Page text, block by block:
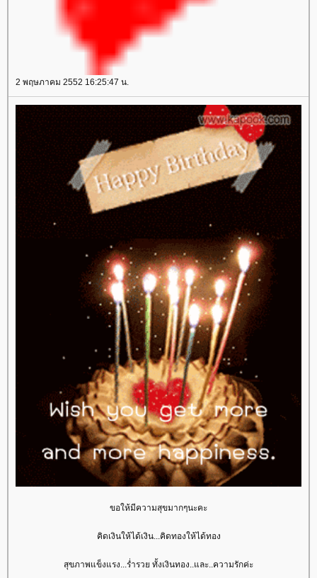
2 พฤษภาคม 2552 16:25:47 น.
ขอให้มีความสุขมากๆนะคะ
คิดเงินให้ได้เงิน...คิดทองให้ได้ทอง
สุขภาพแข็งแรง...ร่ำรวย ทั้งเงินทอง..และ..ความรักค่ะ